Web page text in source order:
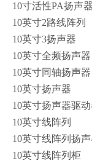
10寸活性PA扬声器
10英寸2路线阵列
10英寸3扬声器
10英寸全频扬声器
10英寸同轴扬声器
10英寸扬声器
10英寸扬声器驱
10英寸线阵列
10英寸线阵列扬
10英寸线阵列柜